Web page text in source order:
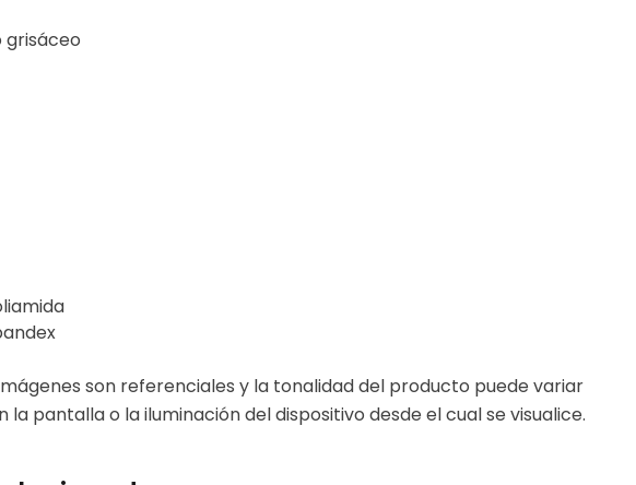
grisáceo
son referenciales y la tonalidad del producto puede variar
la pantalla o la iluminación del dispositivo desde el cual se visualice.